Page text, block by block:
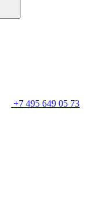
+7 495 649 05 73